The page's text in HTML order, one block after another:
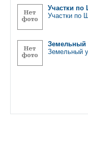
Участки
Участки по
Земельный
Земельный